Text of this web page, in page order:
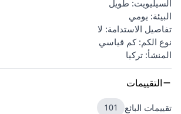
السيليويت: طويل
البيئة: يومي
تفاصيل الاستدامة: لا
نوع الكم: كم قياسي
المنشأ: تركيا
التقييمات
تقييمات البائع 101